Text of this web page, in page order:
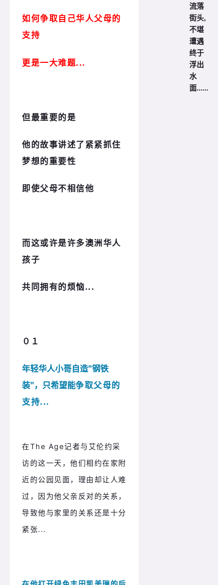
如何争取自己华人父母的
支持
更是一大难题...
但最重要的是
他的故事讲述了紧紧抓住
梦想的重要性
即使父母不相信他
而这或许是许多澳洲华人
孩子
共同拥有的烦恼...
０１
年轻华人小哥自造"钢铁
装"，只希望能争取父母的
支持...
在The Age记者与艾伦约采
访的这一天，他们相约在家附
近的公园见面，理由却让人难
过，因为他父亲反对的关系，
导致他与家里的关系还是十分
紧张...
流落
街头,
不堪
遭遇
终于
浮出
水
面......